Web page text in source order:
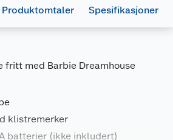
Produktomtaler Spesifikasjoner
fritt med Barbie Dreamhouse
klistremerker
batterier (ikke inkludert)872115